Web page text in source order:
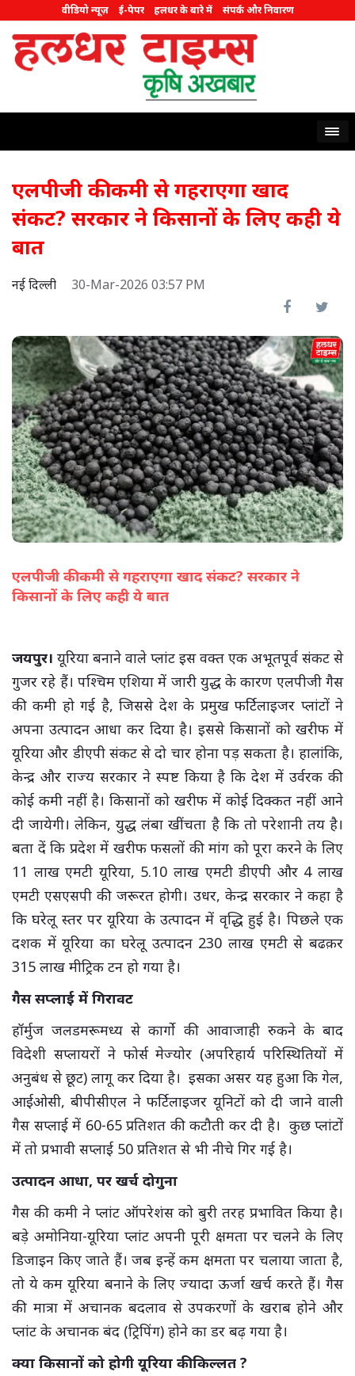
वीडियो न्यूज़ ई-पेपर हलधर के बारे में संपर्क और निवारण
एलपीजी की कमी से गहराएगा खाद
संकट? सरकार ने किसानों के लिए कही ये
बात
नई दिल्ली 30-Mar-2026 03:57 PM
एलपीजी की कमी से गहराएगा खाद संकट? सरकार ने
किसानों के लिए कही ये बात
जयपुर। यूरिया बनाने वाले प्लांट इस वक्त एक अभूतपूर्व संकट से
गुजर रहे हैं। पश्चिम एशिया में जारी युद्ध के कारण एलपीजी गैस
की कमी हो गई है, जिससे देश के प्रमुख फर्टिलाइजर प्लांटों ने
अपना उत्पादन आधा कर दिया है। इससे किसानों को खरीफ में
यूरिया और डीएपी संकट से दो चार होना पड़ सकता है। हालांकि,
केन्द्र और राज्य सरकार ने स्पष्ट किया है कि देश में उर्वरक की
कोई कमी नहीं है। किसानों को खरीफ में कोई दिक्कत नहीं आने
दी जायेगी। लेकिन, युद्ध लंबा खींचता है कि तो परेशानी तय है।
बता दें कि प्रदेश में खरीफ फसलों की मांग को पूरा करने के लिए
11 लाख एमटी यूरिया, 5.10 लाख एमटी डीएपी और 4 लाख
एमटी एसएसपी की जरूरत होगी। उधर, केन्द्र सरकार ने कहा है
कि घरेलू स्तर पर यूरिया के उत्पादन में वृद्धि हुई है। पिछले एक
दशक में यूरिया का घरेलू उत्पादन 230 लाख एमटी से बढक़र
315 लाख मीट्रिक टन हो गया है।
गैस सप्लाई में गिरावट
हॉर्मुज जलडमरूमध्य से कार्गो की आवाजाही रुकने के बाद
विदेशी सप्लायरों ने फोर्स मेज्योर (अपरिहार्य परिस्थितियों में
अनुबंध से छूट) लागू कर दिया है। इसका असर यह हुआ कि गेल,
आईओसी, बीपीसीएल ने फर्टिलाइजर यूनिटों को दी जाने वाली
गैस सप्लाई में 60-65 प्रतिशत की कटौती कर दी है। कुछ प्लांटों
में तो प्रभावी सप्लाई 50 प्रतिशत से भी नीचे गिर गई है।
उत्पादन आधा, पर खर्च दोगुना
गैस की कमी ने प्लांट ऑपरेशंस को बुरी तरह प्रभावित किया है।
बड़े अमोनिया-यूरिया प्लांट अपनी पूरी क्षमता पर चलने के लिए
डिजाइन किए जाते हैं। जब इन्हें कम क्षमता पर चलाया जाता है,
तो ये कम यूरिया बनाने के लिए ज्यादा ऊर्जा खर्च करते हैं। गैस
की मात्रा में अचानक बदलाव से उपकरणों के खराब होने और
प्लांट के अचानक बंद (ट्रिपिंग) होने का डर बढ़ गया है।
क्या किसानों को होगी यूरिया की किल्लत ?